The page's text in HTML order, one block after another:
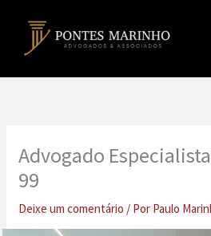
Advogado
99
Deixe um comentário / Por Paulo